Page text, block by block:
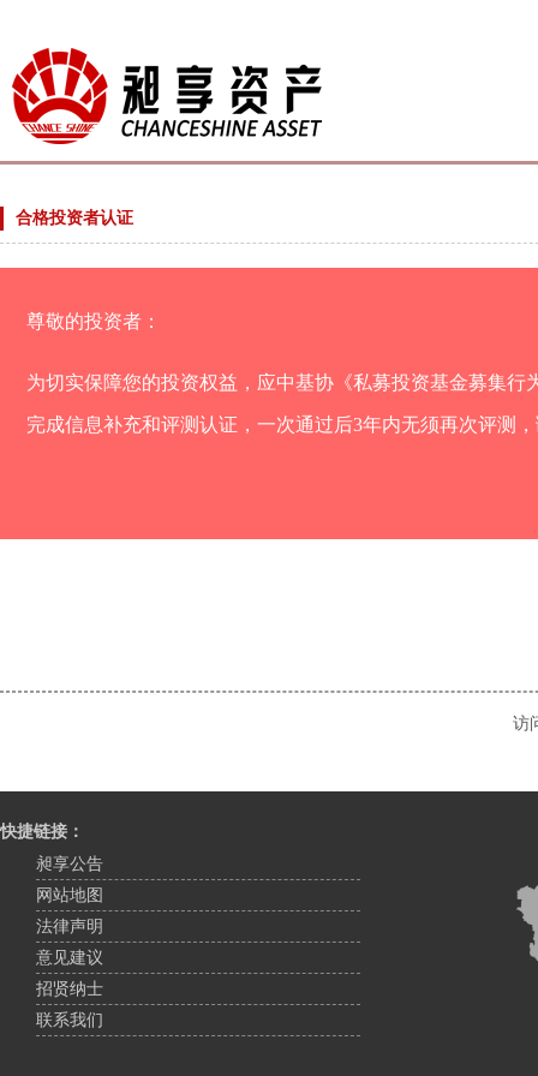
合格投资者认证
尊敬的投资者：
为切实保障您的投资权益，应中基协《私募投资基金募集
完成信息补充和评测认证，一次通过后3年内无须再次评测
访
快捷链接：
昶享公告
网站地图
法律声明
意见建议
招贤纳士
联系我们